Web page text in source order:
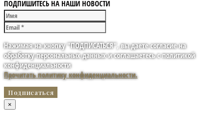
ПОДПИШИТЕСЬ НА НАШИ НОВОСТИ
Нажимая на кнопку "ПОДПИСАТЬСЯ", вы даете согласие на
обработку персональных данных и соглашаетесь с политикой
конфиденциальности
Прочитать политику конфиденциальности.
×